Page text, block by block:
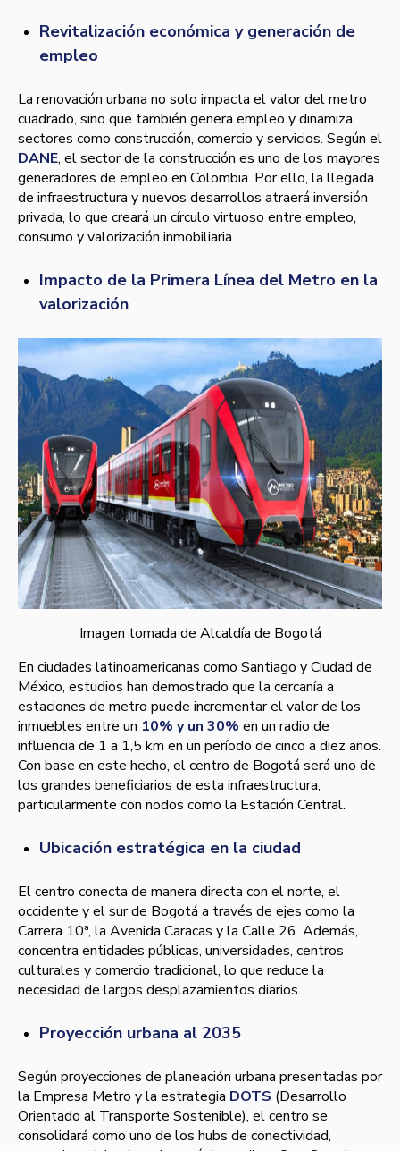
Revitalización económica y generación de
empleo
La renovación urbana no solo impacta el valor del metro
cuadrado, sino que también genera empleo y dinamiza
sectores como construcción, comercio y servicios. Según el
DANE, el sector de la construcción es uno de los mayores
generadores de empleo en Colombia. Por ello, la llegada
de infraestructura y nuevos desarrollos atraerá inversión
privada, lo que creará un círculo virtuoso entre empleo,
consumo y valorización inmobiliaria.
Impacto de la Primera Línea del Metro en la
valorización
Imagen tomada de Alcaldía de Bogotá
En ciudades latinoamericanas como Santiago y Ciudad de
México, estudios han demostrado que la cercanía a
estaciones de metro puede incrementar el valor de los
inmuebles entre un 10% y un 30% en un radio de
influencia de 1 a 1,5 km en un período de cinco a diez años.
Con base en este hecho, el centro de Bogotá será uno de
los grandes beneficiarios de esta infraestructura,
particularmente con nodos como la Estación Central.
Ubicación estratégica en la ciudad
El centro conecta de manera directa con el norte, el
occidente y el sur de Bogotá a través de ejes como la
Carrera 10ª, la Avenida Caracas y la Calle 26. Además,
concentra entidades públicas, universidades, centros
culturales y comercio tradicional, lo que reduce la
necesidad de largos desplazamientos diarios.
Proyección urbana al 2035
Según proyecciones de planeación urbana presentadas por
la Empresa Metro y la estrategia DOTS (Desarrollo
Orientado al Transporte Sostenible), el centro se
consolidará como uno de los hubs de conectividad,